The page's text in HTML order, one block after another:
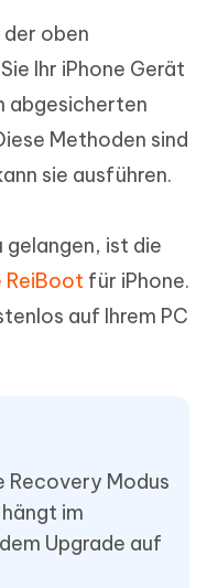
der oben
Ihr iPhone Gerät
abgesicherten
Methoden sind
sie ausführen.
gelangen, ist die
ReiBoot für iPhone.
auf Ihrem PC
Recovery Modus
im
Upgrade auf